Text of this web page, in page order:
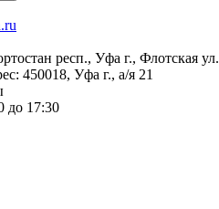
респ., Уфа г., Флотская
450018, Уфа г., а/я 21
до 17:30